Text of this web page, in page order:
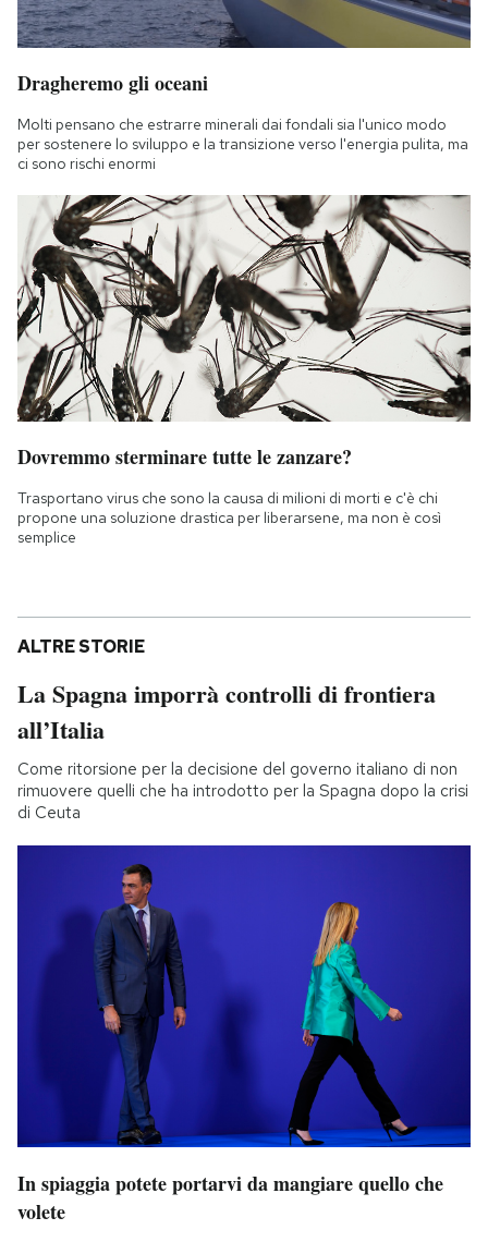
Dragheremo gli oceani
Molti pensano che estrarre minerali dai fondali sia l'unico modo
per sostenere lo sviluppo e la transizione verso l'energia pulita, ma
ci sono rischi enormi
Dovremmo sterminare tutte le zanzare?
Trasportano virus che sono la causa di milioni di morti e c'è chi
propone una soluzione drastica per liberarsene, ma non è così
semplice
ALTRE STORIE
La Spagna imporrà controlli di frontiera
all’Italia
Come ritorsione per la decisione del governo italiano di non
rimuovere quelli che ha introdotto per la Spagna dopo la crisi
di Ceuta
In spiaggia potete portarvi da mangiare quello che
volete